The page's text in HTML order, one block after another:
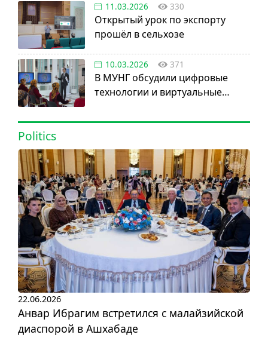
11.03.2026 330
Открытый урок по экспорту
прошёл в сельхозе
10.03.2026 371
В МУНГ обсудили цифровые
технологии и виртуальные
Politics
22.06.2026
Анвар Ибрагим встретился с малайзийской
диаспорой в Ашхабаде